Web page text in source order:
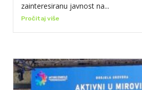
zainteresiranu javnost na...
Pročitaj više